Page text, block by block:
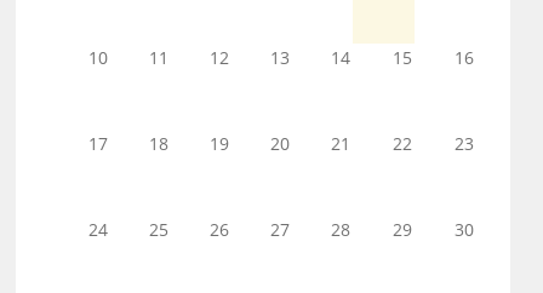
10 11 12 13 14 15 16
17 18 19 20 21 22 23
24 25 26 27 28 29 30